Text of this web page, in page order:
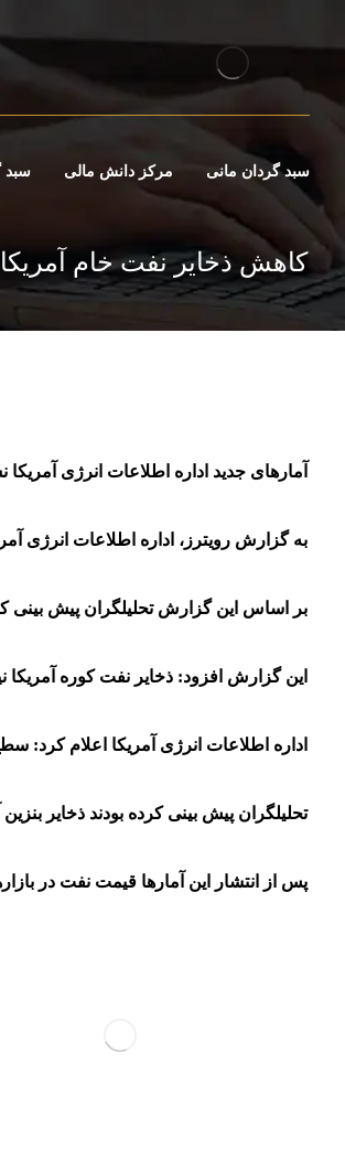
سبد گردان مانی مرکز دانش مالی سبد
کاهش ذخایر نفت خام
آمارهای جدید اداره اطلاعات انرژی
به گزارش رویترز، اداره اطلاعات انرژی آمریکا اعلام
بر اساس این گزارش تحلیلگران پیش بینی کرده بودند که
این گزارش افزود: ذخایر نفت کوره آمریکا نیز طی هفته گذشته
اداره اطلاعات انرژی آمریکا اعلام کرد: سطح ذخایر
تحلیلگران پیش بینی کرده بودند ذخایر بنزین آمریکا در این مدت
پس از انتشار این آمارها قیمت نفت در